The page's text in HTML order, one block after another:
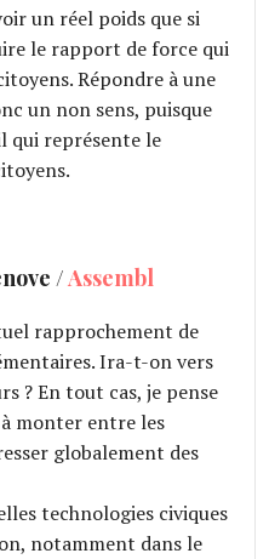
un réel poids que si
le rapport de force qui
Répondre à une
un non sens, puisque
qui représente le
/Assembl
rapprochement de
Ira-t-on vers
? En tout cas, je pense
monter entre les
globalement des
technologies civiques
notamment dans le